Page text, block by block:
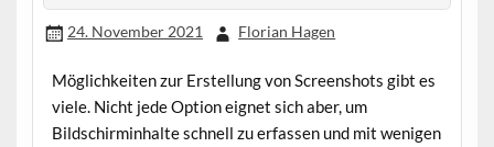
24. November 2021 Florian Hagen
Möglichkeiten zur Erstellung von Screenshots gibt es
viele. Nicht jede Option eignet sich aber, um
Bildschirminhalte schnell zu erfassen und mit wenigen